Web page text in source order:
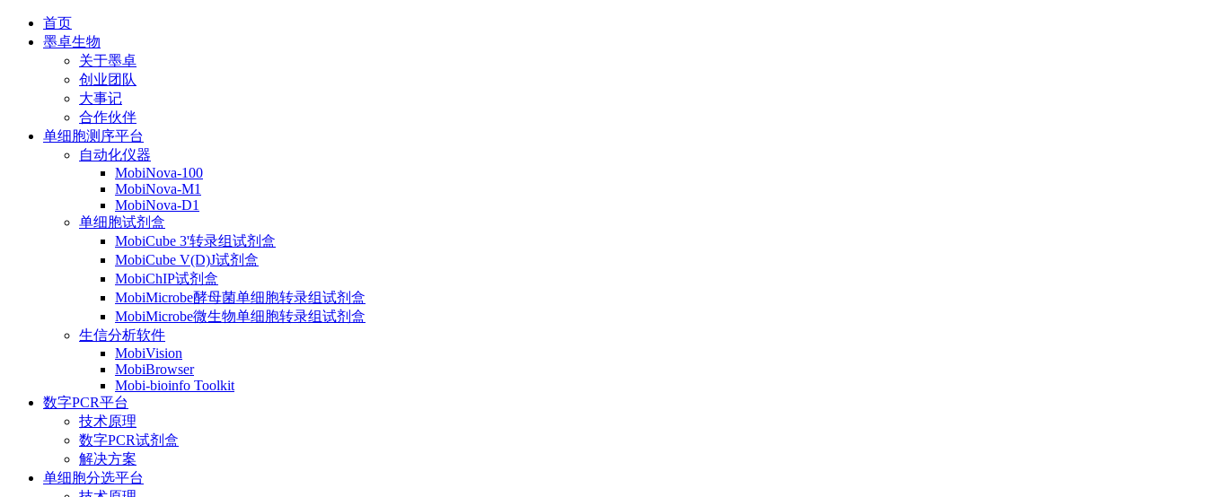
首页
墨卓生物
关于墨卓
创业团队
大事记
合作伙伴
单细胞测序平台
自动化仪器
MobiNova-100
MobiNova-M1
MobiNova-D1
单细胞试剂盒
MobiCube 3'转录组试剂盒
MobiCube V(D)J试剂盒
MobiChIP试剂盒
MobiMicrobe酵母菌单细胞转录组试剂盒
MobiMicrobe微生物单细胞转录组试剂盒
生信分析软件
MobiVision
MobiBrowser
Mobi-bioinfo Toolkit
数字PCR平台
技术原理
数字PCR试剂盒
解决方案
单细胞分选平台